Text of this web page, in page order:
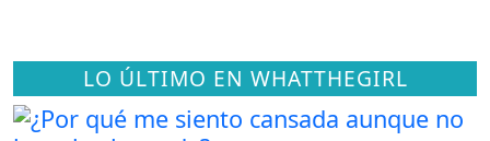
LO ÚLTIMO EN WHATTHEGIRL